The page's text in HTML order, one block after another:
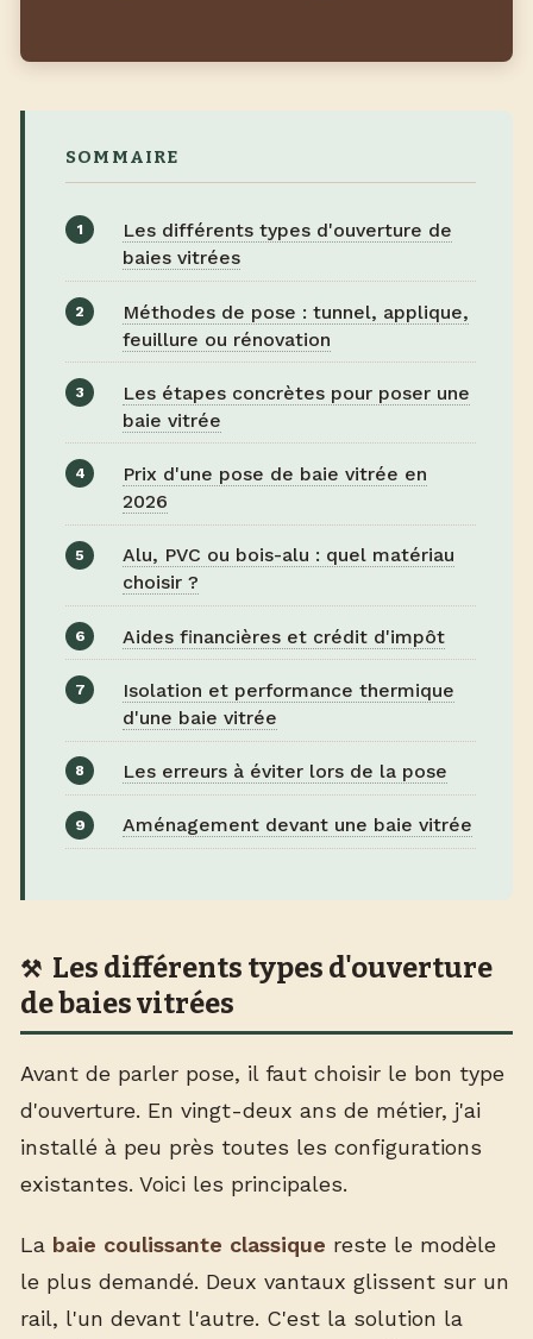
SOMMAIRE
Les différents types d'ouverture de
baies vitrées
Méthodes de pose : tunnel, applique,
feuillure ou rénovation
Les étapes concrètes pour poser une
baie vitrée
Prix d'une pose de baie vitrée en
2026
Alu, PVC ou bois-alu : quel matériau
choisir ?
Aides financières et crédit d'impôt
Isolation et performance thermique
d'une baie vitrée
Les erreurs à éviter lors de la pose
Aménagement devant une baie vitrée
Les différents types d'ouverture
de baies vitrées
Avant de parler pose, il faut choisir le bon type
d'ouverture. En vingt-deux ans de métier, j'ai
installé à peu près toutes les configurations
existantes. Voici les principales.
La baie coulissante classique reste le modèle
le plus demandé. Deux vantaux glissent sur un
rail, l'un devant l'autre. C'est la solution la